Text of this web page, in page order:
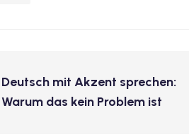
Deutsch mit Akzent sprechen:
Warum das kein Problem ist